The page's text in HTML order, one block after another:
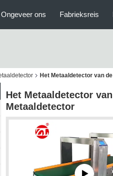
Ongeveer ons Fabrieksreis
Het Metaaldetector van
Het Metaaldetector
Metaaldetector